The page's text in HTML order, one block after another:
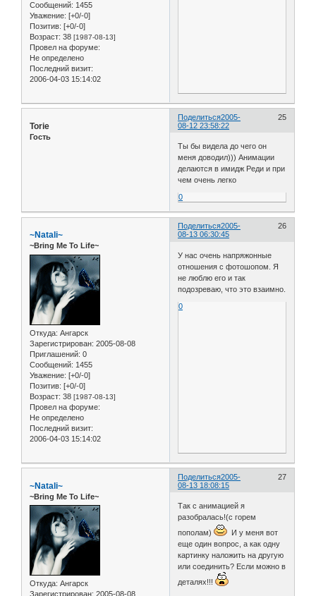
Сообщений: 1455
Уважение: [+0/-0]
Позитив: [+0/-0]
Возраст: 38 [1987-08-13]
Провел на форуме:
Не определено
Последний визит:
2006-04-03 15:14:02
Поделиться 25
2005-
08-12 23:58:22
Torie
Гость
Ты бы видела до чего он
меня доводил))) Анимации
делаются в имидж Реди и при
чем очень легко
0
Поделиться 26
2005-
08-13 06:30:45
~Natali~
~Bring Me To Life~
Откуда: Ангарск
Зарегистрирован: 2005-08-08
Приглашений: 0
Сообщений: 1455
Уважение: [+0/-0]
Позитив: [+0/-0]
Возраст: 38 [1987-08-13]
Провел на форуме:
Не определено
Последний визит:
2006-04-03 15:14:02
У нас очень напряжонные
отношения с фотошопом. Я
не люблю его и так
подозреваю, что это взаимно.
0
Поделиться 27
2005-
08-13 18:08:15
~Natali~
~Bring Me To Life~
Откуда: Ангарск
Зарегистрирован: 2005-08-08
Так с анимацией я
разобралась!(с горем
пополам)
И у меня вот
еще один вопрос, а как одну
картинку наложить на другую
или соединить? Если можно в
деталях!!!